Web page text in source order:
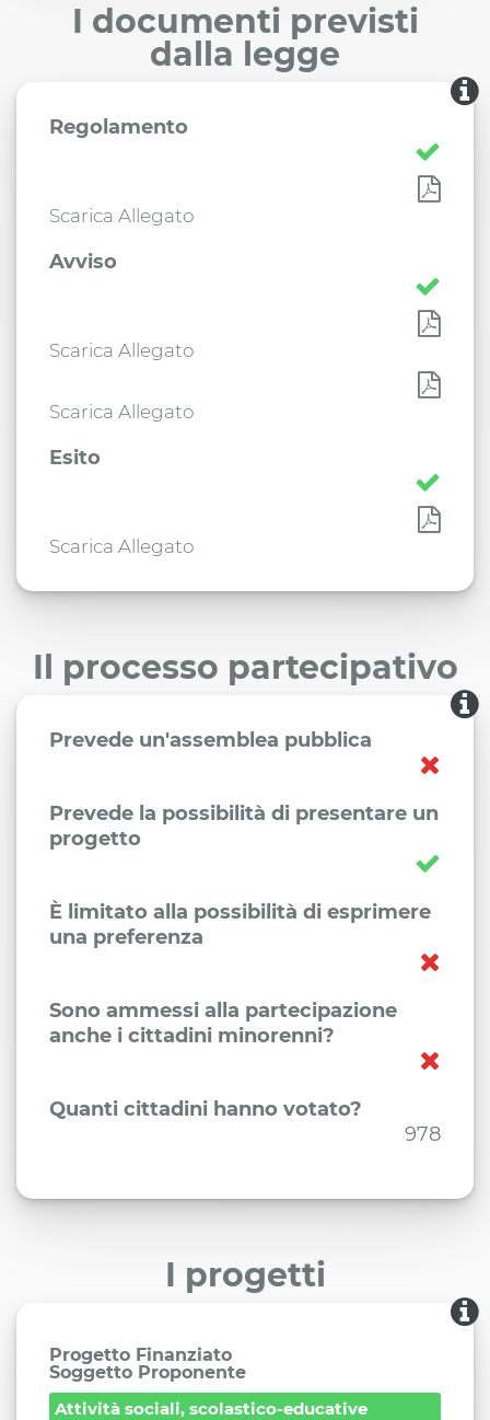
I documenti previsti
dalla legge
Regolamento
Scarica Allegato
Avviso
Scarica Allegato
Scarica Allegato
Esito
Scarica Allegato
Il processo partecipativo
Prevede un'assemblea pubblica
Prevede la possibilità di presentare un
progetto
È limitato alla possibilità di esprimere
una preferenza
Sono ammessi alla partecipazione
anche i cittadini minorenni?
Quanti cittadini hanno votato?
978
I progetti
Progetto Finanziato
Soggetto Proponente
Attività sociali, scolastico-educative